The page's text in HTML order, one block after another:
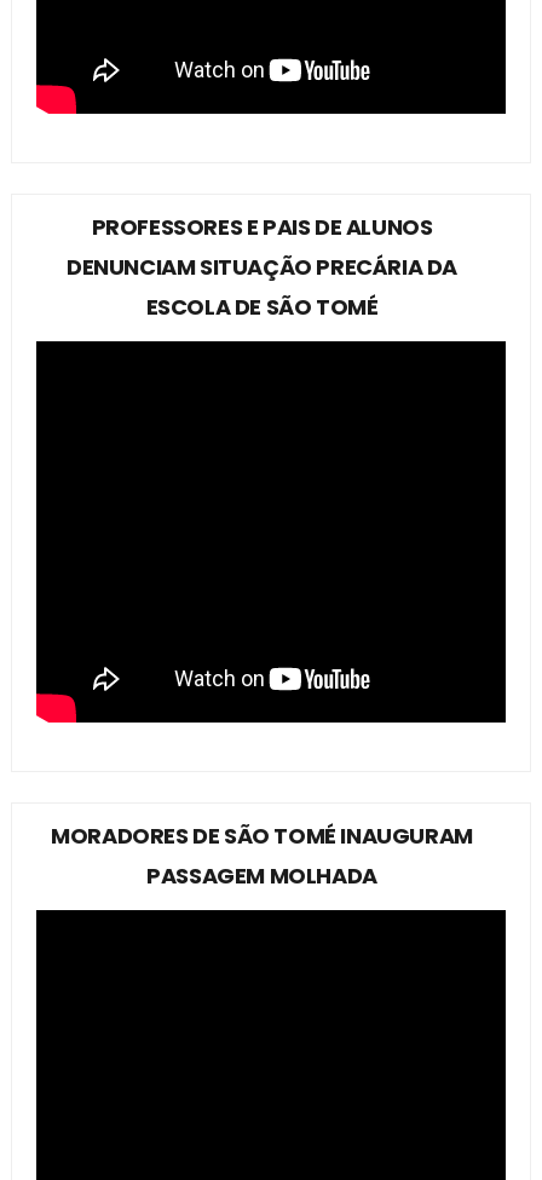
PROFESSORES E PAIS DE ALUNOS
DENUNCIAM SITUAÇÃO PRECÁRIA DA
ESCOLA DE SÃO TOMÉ
MORADORES DE SÃO TOMÉ INAUGURAM
PASSAGEM MOLHADA